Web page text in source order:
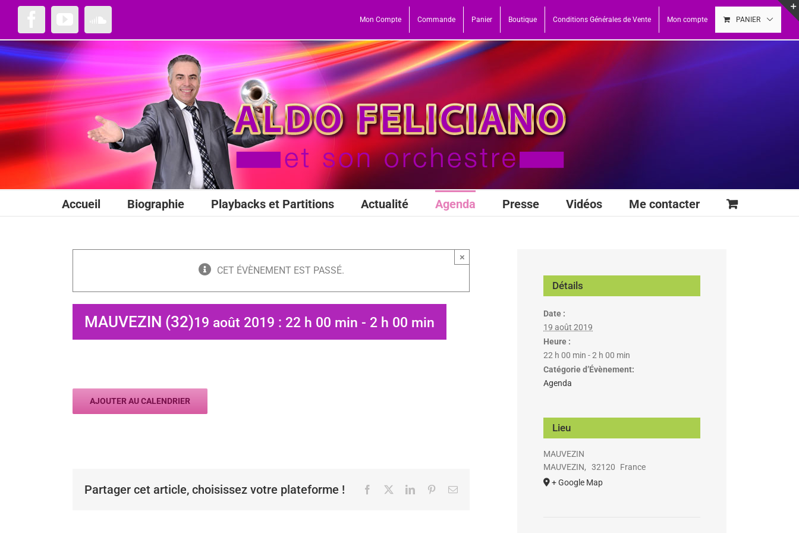
Passer
contenu
Mon Compte Commande Panier Boutique Conditions Générales de Vente Mon compte PANIER
Accueil Biographie Playbacks et Partitions Actualité Agenda Presse Vidéos Me contacter
CET ÉVÈNEMENT EST PASSÉ.
×
MAUVEZIN (32)19 août 2019 : 22 h 00 min - 2 h 00 min
AJOUTER AU CALENDRIER
Partager cet article, choisissez votre plateforme ! Facebook LinkedInPinterestEmail
Détails
Date :
19 août 2019
Heure :
22 h 00 min - 2 h 00 min
Catégorie d’Évènement:
Agenda
Lieu
MAUVEZIN
MAUVEZIN, 32120
France
+ Google Map